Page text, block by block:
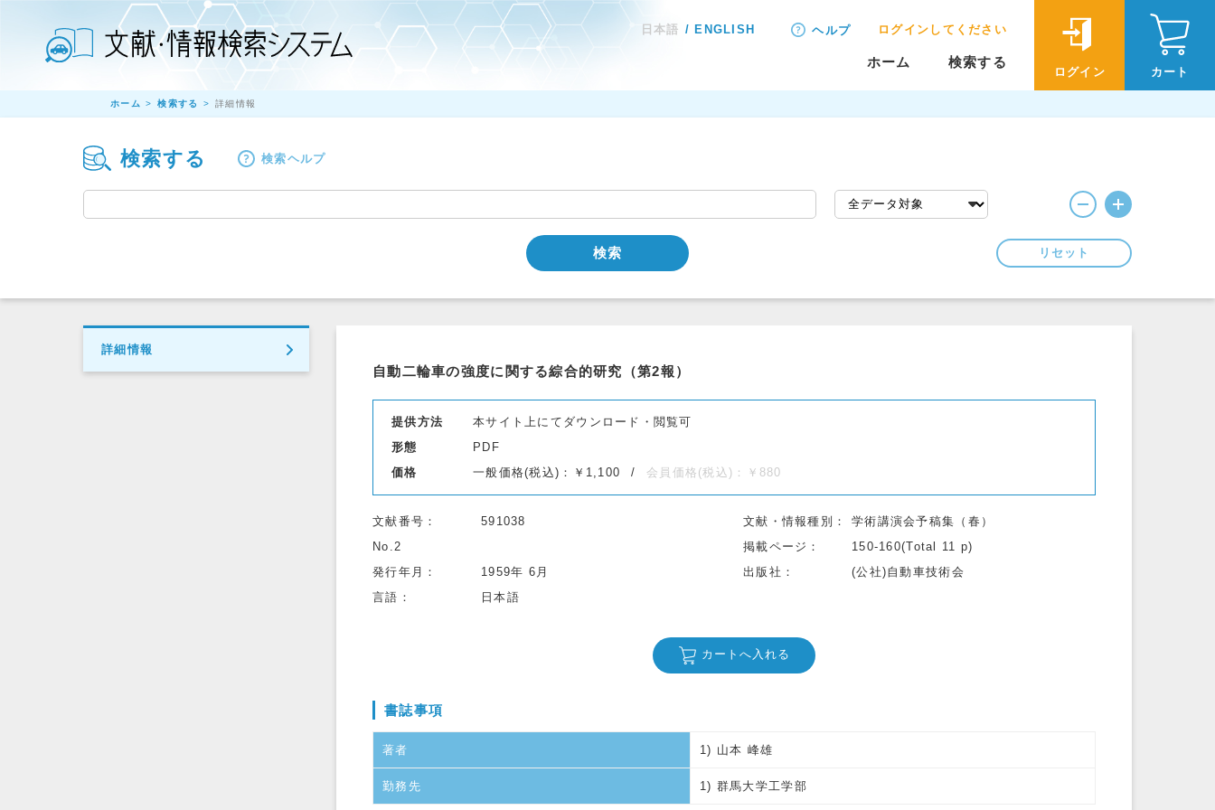
日本語 ENGLISH ヘルプ ログインしてください
ホーム 検索する
ログイン カート
ホーム 検索する 詳細情報
検索する 検索ヘルプ
検索 リセット
詳細情報
自動二輪車の強度に関する綜合的研究（第2報）
提供方法
本サイト上にてダウンロード・閲覧可
形態
PDF
価格
一般価格(税込)：￥1,100 会員価格(税込)：￥880
文献番号 591038 文献・情報種別
学術講演会予稿集（春）
No.2
掲載ページ
150-160(Total 11 p)
発行年月
1959年 6月 出版社
(公社)自動車技術会
言語
日本語
カートへ入れる
書誌事項
著者 1) 山本 峰雄
勤務先 1) 群馬大学工学部